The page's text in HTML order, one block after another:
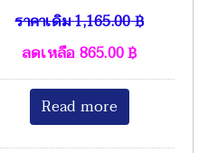
ราคาเดิม1,165.00฿
ลดเหลือ865.00฿
Read more